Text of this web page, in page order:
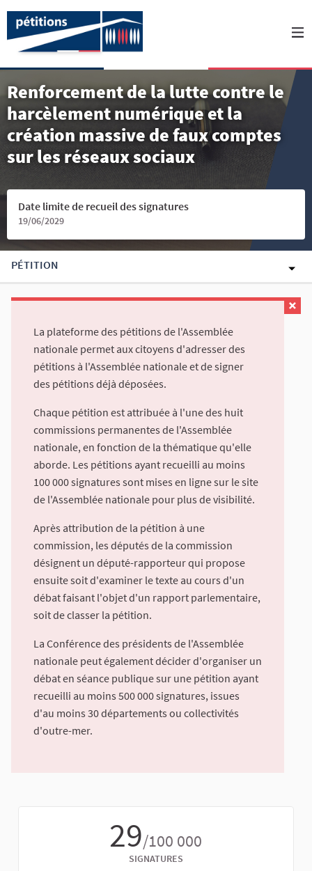
Renforcement de la lutte contre le
harcèlement numérique et la
création massive de faux comptes
sur les réseaux sociaux
Date limite de recueil des signatures
19/06/2029
PÉTITION
La plateforme des pétitions de l'Assemblée
nationale permet aux citoyens d'adresser des
pétitions à l'Assemblée nationale et de signer
des pétitions déjà déposées.
Chaque pétition est attribuée à l'une des huit
commissions permanentes de l'Assemblée
nationale, en fonction de la thématique qu'elle
aborde. Les pétitions ayant recueilli au moins
100 000 signatures sont mises en ligne sur le site
de l'Assemblée nationale pour plus de visibilité.
Après attribution de la pétition à une
commission, les députés de la commission
désignent un député-rapporteur qui propose
ensuite soit d'examiner le texte au cours d'un
débat faisant l'objet d'un rapport parlementaire,
soit de classer la pétition.
La Conférence des présidents de l'Assemblée
nationale peut également décider d'organiser un
débat en séance publique sur une pétition ayant
recueilli au moins 500 000 signatures, issues
d'au moins 30 départements ou collectivités
d'outre-mer.
29/100 000
SIGNATURES